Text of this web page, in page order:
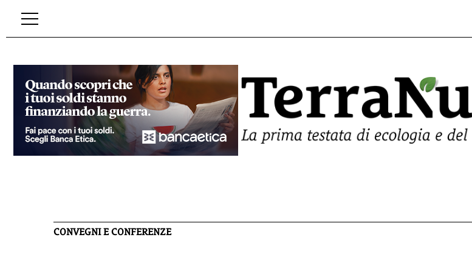
CONVEGNI E CONFERENZE